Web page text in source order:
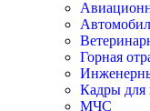
Горная
Кадры для
МЧС